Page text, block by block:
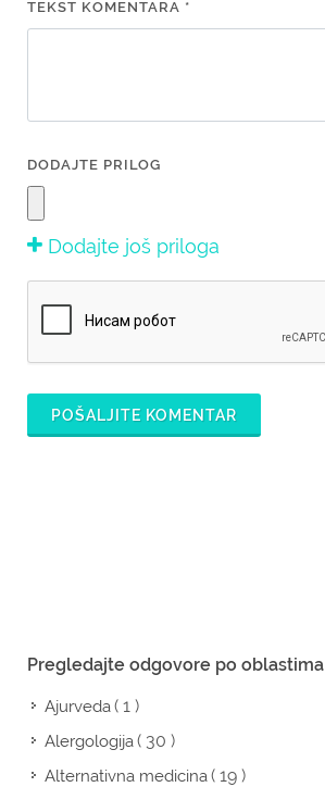
TEKST KOMENTARA *
DODAJTE PRILOG
Dodajte još priloga
POŠALJITE KOMENTAR
Pregledajte odgovore po oblastima
Ajurveda( 1 )
Alergologija( 30 )
Alternativna medicina( 19 )